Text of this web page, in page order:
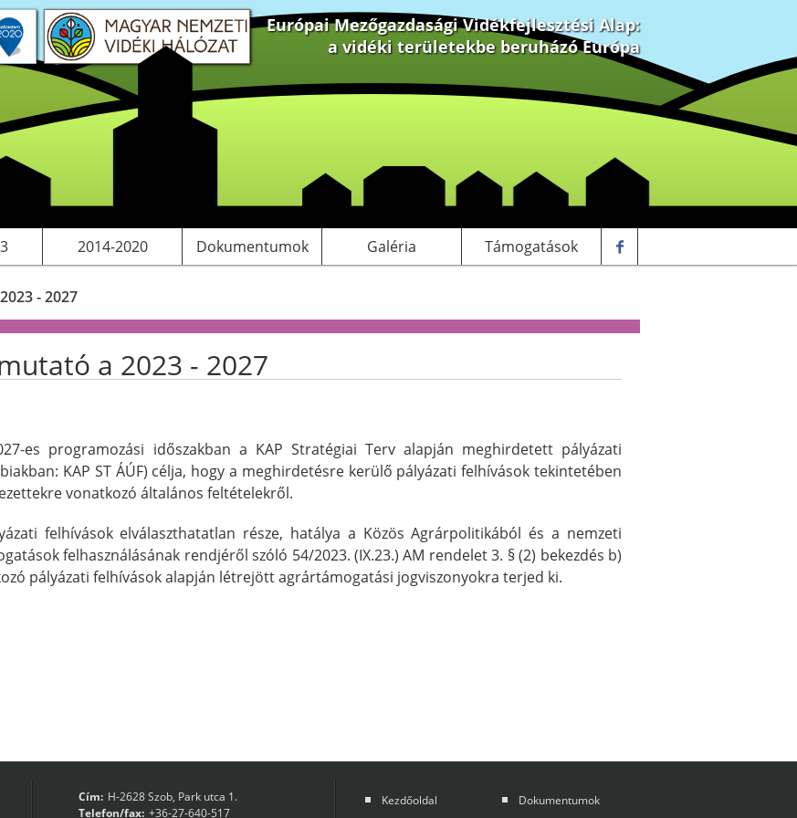
Európai Mezőgazdasági Vidékfejlesztési Alap:
a vidéki területekbe beruházó Európa
2014-2020 Dokumentumok Galéria Támogatások
- 2027
a 2023 - 2027
es programozási időszakban a KAP Stratégiai Terv alapján meghirdetett pályázati
KAP ST ÁÚF) célja, hogy a meghirdetésre kerülő pályázati felhívások tekintetében
vonatkozó általános feltételekről.
felhívások elválaszthatatlan része, hatálya a Közös Agrárpolitikából és a nemzeti
felhasználásának rendjéről szóló 54/2023. (IX.23.) AM rendelet 3. § (2) bekezdés b)
pályázati felhívások alapján létrejött agrártámogatási jogviszonyokra terjed ki.
Cím: H-2628 Szob, Park utca 1.
Telefon/fax: +36-27-640-517
Kezdőoldal
Dokumentumok
pályázatok, kiadványok Működési költségeink
LEADER